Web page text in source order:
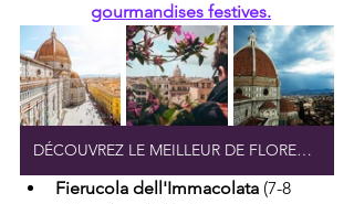
gourmandises festives.
DÉCOUVREZ LE MEILLEUR DE FLORENCE
Fierucola dell'Immacolata (7-8